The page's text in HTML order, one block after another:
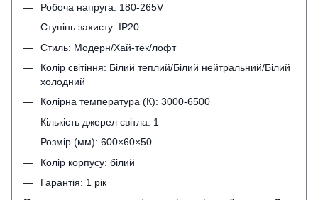
Робоча напруга: 180-265V
Ступінь захисту: IP20
Стиль: Модерн/Хай-тек/лофт
Колір світіння: Білий теплий/Білий нейтральний/Білий
холодний
Колірна температура (К): 3000-6500
Кількість джерел світла: 1
Розмір (мм): 600×60×50
Колір корпусу: білий
Гарантія: 1 рік